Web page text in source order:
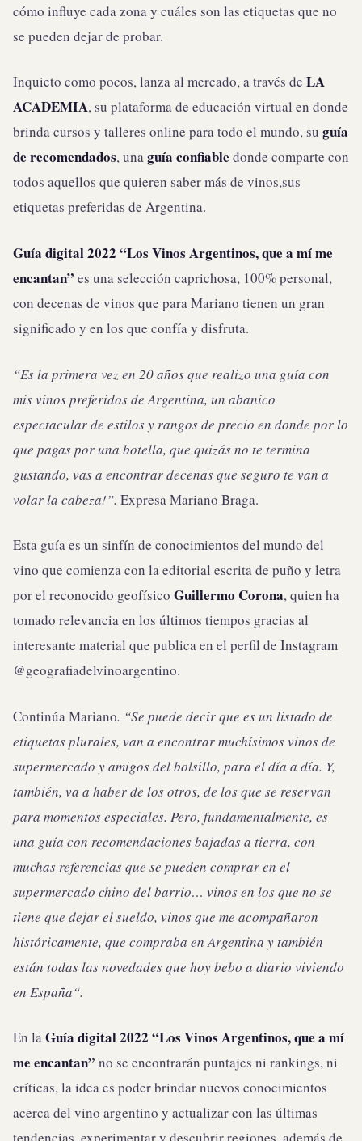
cómo influye cada zona y cuáles son las etiquetas que no
se pueden dejar de probar.
Inquieto como pocos, lanza al mercado, a través de LA
ACADEMIA, su plataforma de educación virtual en donde
brinda cursos y talleres online para todo el mundo, su guía
de recomendados, unaguía confiable donde comparte con
todos aquellos que quieren saber más de vinos,sus
etiquetas preferidas de Argentina.
Guía digital 2022 “Los Vinos Argentinos, que a mí me
encantan” es una selección caprichosa, 100% personal,
con decenas de vinos que para Mariano tienen un gran
significado y en los que confía y disfruta.
“Es la primera vez en 20 años que realizo una guía con
mis vinos preferidos de Argentina, un abanico
espectacular de estilos y rangos de precio en donde por lo
que pagas por una botella, que quizás no te termina
gustando, vas a encontrar decenas que seguro te van a
volar la cabeza!”. Expresa Mariano Braga.
Esta guía es un sinfín de conocimientos del mundo del
vino que comienza con la editorial escrita de puño y letra
por el reconocido geofísico Guillermo Corona, quien ha
tomado relevancia en los últimos tiempos gracias al
interesante material que publica en el perfil de Instagram
@geografiadelvinoargentino.
Continúa Mariano. “Se puede decir que es un listado de
etiquetas plurales, van a encontrar muchísimos vinos de
supermercado y amigos del bolsillo, para el día a día. Y,
también, va a haber de los otros, de los que se reservan
para momentos especiales. Pero, fundamentalmente, es
una guía con recomendaciones bajadas a tierra, con
muchas referencias que se pueden comprar en el
supermercado chino del barrio… vinos en los que no se
tiene que dejar el sueldo, vinos que me acompañaron
históricamente, que compraba en Argentina y también
están todas las novedades que hoy bebo a diario viviendo
en España“.
En laGuía digital 2022 “Los Vinos Argentinos, que a mí
me encantan” no se encontrarán puntajes ni rankings, ni
críticas, la idea es poder brindar nuevos conocimientos
acerca del vino argentino y actualizar con las últimas